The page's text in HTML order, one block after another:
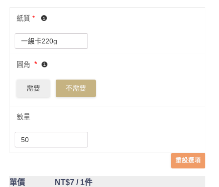
紙質 *
圓角 *
需要 不需要
數量
重設選項
單價 NT$7/ 1件